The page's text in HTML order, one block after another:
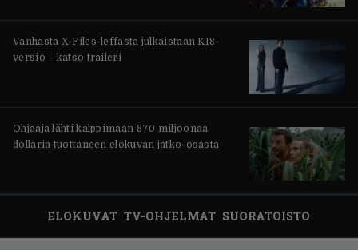
Vanhasta X-Files-leffasta julkaistaan K18-
versio – katso traileri
Ohjaaja lähti kalppimaan 870 miljoonaa
dollaria tuottaneen elokuvan jatko-osasta
ELOKUVAT TV-OHJELMAT SUORATOISTO